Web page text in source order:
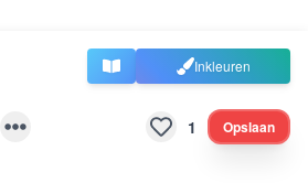
Inkleuren
1 Opslaan